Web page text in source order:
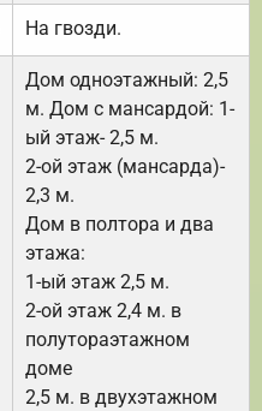
На гвозди.
Дом одноэтажный: 2,5
м. Дом с мансардой: 1-
ый этаж- 2,5 м.
2-ой этаж (мансарда)-
2,3 м.
Дом в полтора и два
этажа:
1-ый этаж 2,5 м.
2-ой этаж 2,4 м. в
полутораэтажном
доме
2,5 м. в двухэтажном